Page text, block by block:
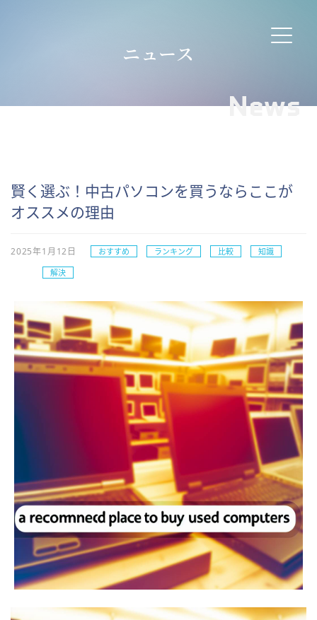
ニュース
News
賢く選ぶ！中古パソコンを買うならここが
オススメの理由
2025年1月12日 おすすめ ランキング 比較
知識
解決